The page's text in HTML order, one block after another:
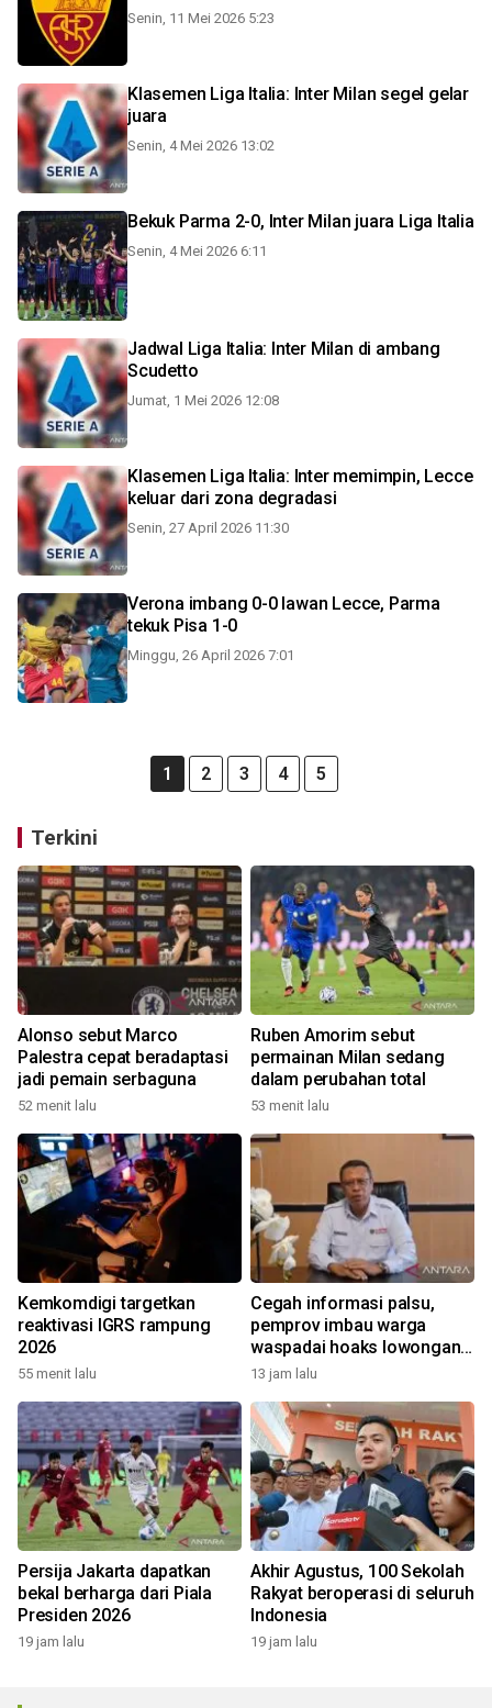
Senin, 11 Mei 2026 5:23
Klasemen Liga Italia: Inter Milan segel gelar
juara
Senin, 4 Mei 2026 13:02
Bekuk Parma 2-0, Inter Milan juara Liga Italia
Senin, 4 Mei 2026 6:11
Jadwal Liga Italia: Inter Milan di ambang
Scudetto
Jumat, 1 Mei 2026 12:08
Klasemen Liga Italia: Inter memimpin, Lecce
keluar dari zona degradasi
Senin, 27 April 2026 11:30
Verona imbang 0-0 lawan Lecce, Parma
tekuk Pisa 1-0
Minggu, 26 April 2026 7:01
1 2 3 4 5
Terkini
Alonso sebut Marco
Palestra cepat beradaptasi
jadi pemain serbaguna
52 menit lalu
Ruben Amorim sebut
permainan Milan sedang
dalam perubahan total
53 menit lalu
Kemkomdigi targetkan
reaktivasi IGRS rampung
2026
55 menit lalu
Cegah informasi palsu,
pemprov imbau warga
waspadai hoaks lowongan
kerja Blok Masela
13 jam lalu
Persija Jakarta dapatkan
bekal berharga dari Piala
Presiden 2026
19 jam lalu
Akhir Agustus, 100 Sekolah
Rakyat beroperasi di seluruh
Indonesia
19 jam lalu